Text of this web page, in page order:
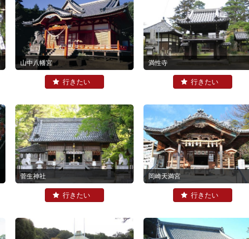
山中八幡宮 満性寺
菅生神社 岡崎天満宮